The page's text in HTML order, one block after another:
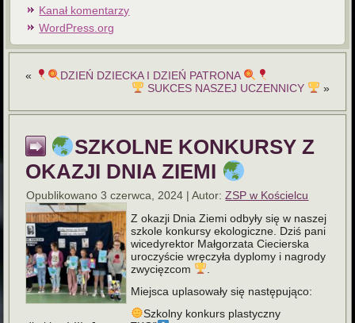
Kanał komentarzy
WordPress.org
«
DZIEŃ DZIECKA I DZIEŃ PATRONA
SUKCES NASZEJ UCZENNICY
»
SZKOLNE KONKURSY Z
OKAZJI DNIA ZIEMI
Opublikowano 3 czerwca, 2024 |Autor: ZSP w Kościelcu
Z okazji Dnia Ziemi odbyły się w naszej
szkole konkursy ekologiczne. Dziś pani
wicedyrektor Małgorzata Ciecierska
uroczyście wręczyła dyplomy i nagrody
zwycięzcom
Miejsca uplasowały się następująco:
Szkolny konkurs plastyczny